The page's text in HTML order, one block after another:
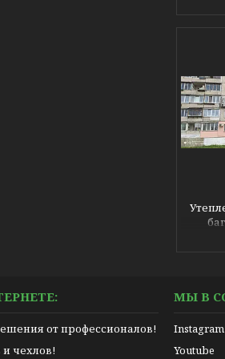
от профессионалов!
чехлов!
МЫ В
Instagram
Youtube